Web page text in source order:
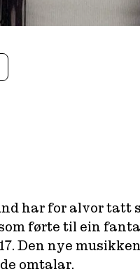
har for alvor tatt
førte til ein
Den nye
omtalar.